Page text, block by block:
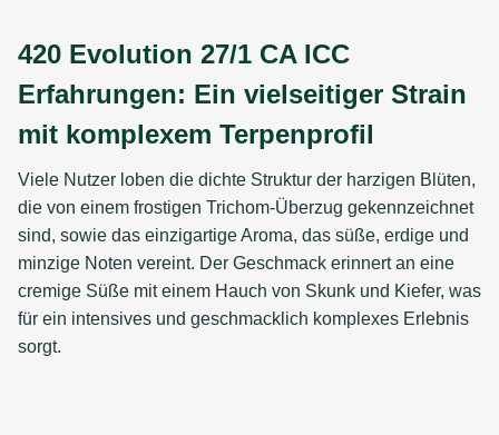
420 Evolution 27/1 CA ICC
Erfahrungen: Ein vielseitiger Strain
mit komplexem Terpenprofil
Viele Nutzer loben die dichte Struktur der harzigen Blüten,
die von einem frostigen Trichom-Überzug gekennzeichnet
sind, sowie das einzigartige Aroma, das süße, erdige und
minzige Noten vereint. Der Geschmack erinnert an eine
cremige Süße mit einem Hauch von Skunk und Kiefer, was
für ein intensives und geschmacklich komplexes Erlebnis
sorgt.